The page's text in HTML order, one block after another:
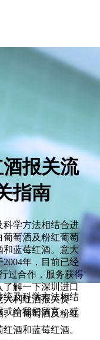
报关流
指南
科学方法相结合进
葡萄酒及粉红葡萄
蓝莓红酒。意大
年，目前已经
过合作，服务获得
解一下深圳进口
大利红酒报关资
或给我们留言，或
及科学方法相结
、白葡萄酒及粉红
酒和蓝莓红酒。